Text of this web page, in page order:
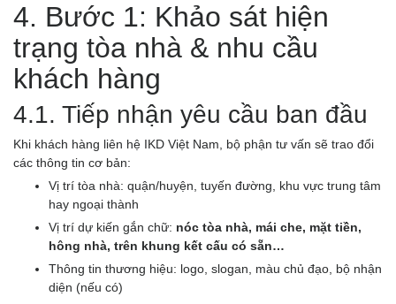
4. Bước 1: Khảo sát hiện
trạng tòa nhà & nhu cầu
khách hàng
4.1. Tiếp nhận yêu cầu ban đầu
Khi khách hàng liên hệ IKD Việt Nam, bộ phận tư vấn sẽ trao đổi
các thông tin cơ bản:
Vị trí tòa nhà: quận/huyện, tuyến đường, khu vực trung tâm
hay ngoại thành
Vị trí dự kiến gắn chữ: nóc tòa nhà, mái che, mặt tiền,
hông nhà, trên khung kết cấu có sẵn…
Thông tin thương hiệu: logo, slogan, màu chủ đạo, bộ nhận
diện (nếu có)